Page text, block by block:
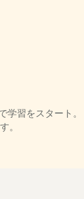
習をスタート。
。